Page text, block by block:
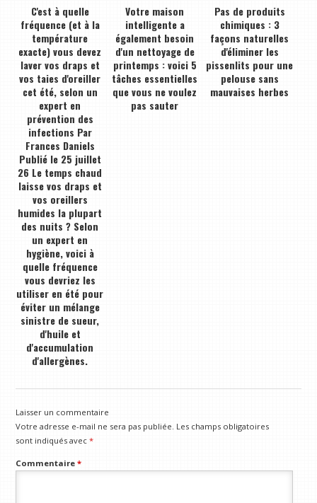
C'est à quelle
fréquence (et à la
température
exacte) vous devez
laver vos draps et
vos taies d'oreiller
cet été, selon un
expert en
prévention des
infections Par
Frances Daniels
Publié le 25 juillet
26 Le temps chaud
laisse vos draps et
vos oreillers
humides la plupart
des nuits ? Selon
un expert en
hygiène, voici à
quelle fréquence
vous devriez les
utiliser en été pour
éviter un mélange
sinistre de sueur,
d'huile et
d'accumulation
d'allergènes.
Votre maison
intelligente a
également besoin
d'un nettoyage de
printemps : voici 5
tâches essentielles
que vous ne voulez
pas sauter
Pas de produits
chimiques : 3
façons naturelles
d'éliminer les
pissenlits pour une
pelouse sans
mauvaises herbes
Laisser un commentaire
Votre adresse e-mail ne sera pas publiée. Les champs obligatoires
sont indiqués avec*
Commentaire*